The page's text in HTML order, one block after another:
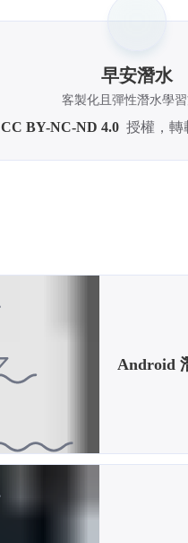
早安潛水
客製化且彈性潛水學
CC BY-NC-ND 4.0 授權，轉
Android